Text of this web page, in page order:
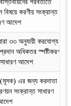
পরবর্তীতে
বিষয়ে করণীয় সংক্রান্ত
আদেশ
৩৩ অনুযায়ী করযোগ্য
অধিকতর স্পষ্টীকরণ
আদেশ
(মূসক) এর জন্য করদাতা
সংক্রান্ত সাধারণ